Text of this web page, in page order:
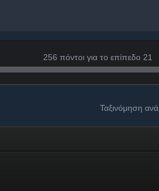
256 πόντοι για το επίπεδο 21
Ταξινόμηση ανά